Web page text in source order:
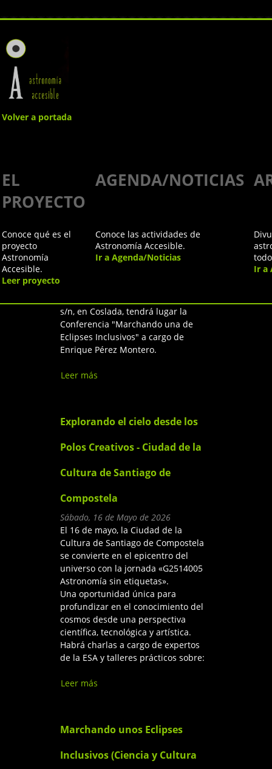
Volver a portada
EL
PROYECTO
AGENDA/NOTICIAS
Conoce qué es el
proyecto
Astronomía
Accesible.
Leer proyecto
Conoce las actividades de
Astronomía Accesible.
Ir a Agenda/Noticias
Ir a
Agenda/Noticias
Inclusivos
Jueves, 25 de Jun de 2026
s/n, en Coslada, tendrá lugar la
Conferencia "Marchando una de
Eclipses Inclusivos" a cargo de
Enrique Pérez Montero.
Leer más
Explorando el cielo desde los
Polos Creativos - Ciudad de la
Cultura de Santiago de
Compostela
Sábado, 16 de Mayo de 2026
El 16 de mayo, la Ciudad de la
Cultura de Santiago de Compostela
se convierte en el epicentro del
universo con la jornada «G2514005
Astronomía sin etiquetas».
Una oportunidad única para
profundizar en el conocimiento del
cosmos desde una perspectiva
científica, tecnológica y artística.
Habrá charlas a cargo de expertos
de la ESA y talleres prácticos sobre:
Leer más
Marchando unos Eclipses
Inclusivos (Ciencia y Cultura